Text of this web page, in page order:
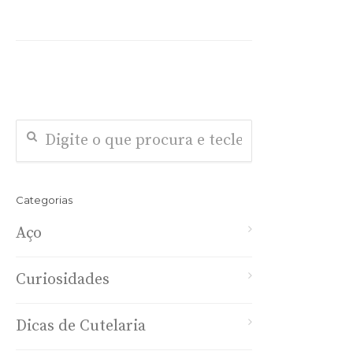
Categorias
Aço
Curiosidades
Dicas de Cutelaria